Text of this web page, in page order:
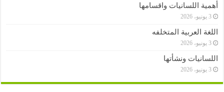
أهمية اللسانيات واقسامها
3 يونيو، 2026
اللغة العربية المتخلفه
3 يونيو، 2026
اللسانيات ونشأتها
3 يونيو، 2026